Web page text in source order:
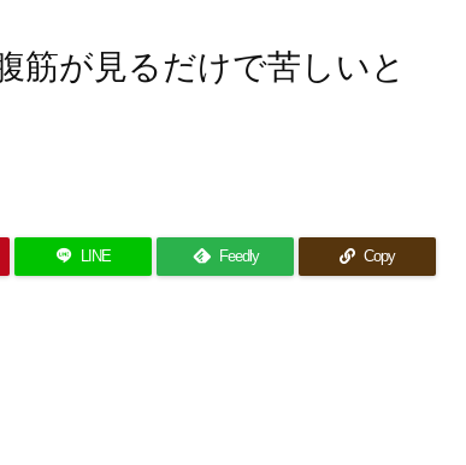
が見るだけで苦しいと
LINE Feedly Copy